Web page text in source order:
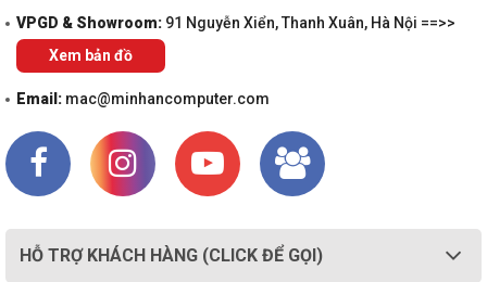
VPGD & Showroom: 91 Nguyễn Xiển, Thanh Xuân, Hà Nội ==>>
Xem bản đồ
Email: mac@minhancomputer.com
HỖ TRỢ KHÁCH HÀNG (CLICK ĐỂ GỌI)